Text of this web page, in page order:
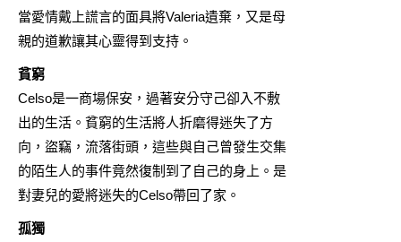
當愛情戴上謊言的面具將Valeria遺棄，又是母
親的道歉讓其心靈得到支持。
貧窮
Celso是一商場保安，過著安分守己卻入不敷
出的生活。貧窮的生活將人折磨得迷失了方
向，盜竊，流落街頭，這些與自己曾發生交集
的陌生人的事件竟然復制到了自己的身上。是
對妻兒的愛將迷失的Celso帶回了家。
孤獨